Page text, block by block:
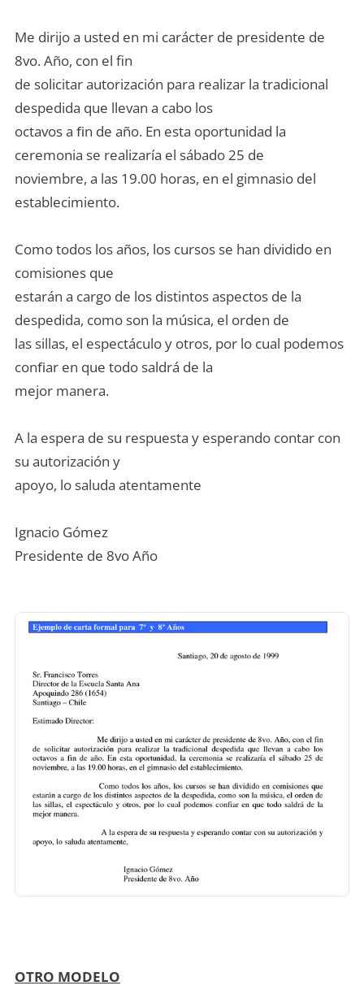
Me dirijo a usted en mi carácter de presidente de
8vo. Año, con el fin
de solicitar autorización para realizar la tradicional
despedida que llevan a cabo los
octavos a ﬁn de año. En esta oportunidad la
ceremonia se realizaría el sábado 25 de
noviembre, a las 19.00 horas, en el gimnasio del
establecimiento.
Como todos los años, los cursos se han dividido en
comisiones que
estarán a cargo de los distintos aspectos de la
despedida, como son la música, el orden de
las sillas, el espectáculo y otros, por lo cual podemos
conﬁar en que todo saldrá de la
mejor manera.
A la espera de su respuesta y esperando contar con
su autorización y
apoyo, lo saluda atentamente
Ignacio Gómez
Presidente de 8vo Año
OTRO MODELO